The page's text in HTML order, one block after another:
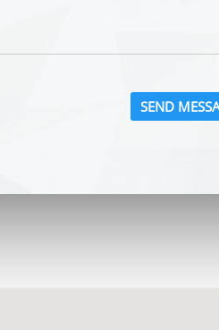
SEND